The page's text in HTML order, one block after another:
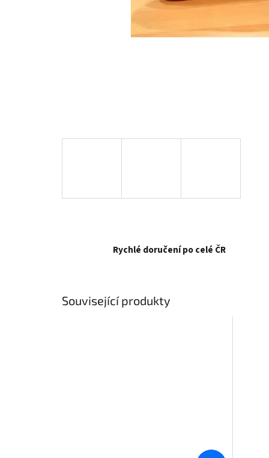
Rychlé doručení po celé ČR
Související produkty